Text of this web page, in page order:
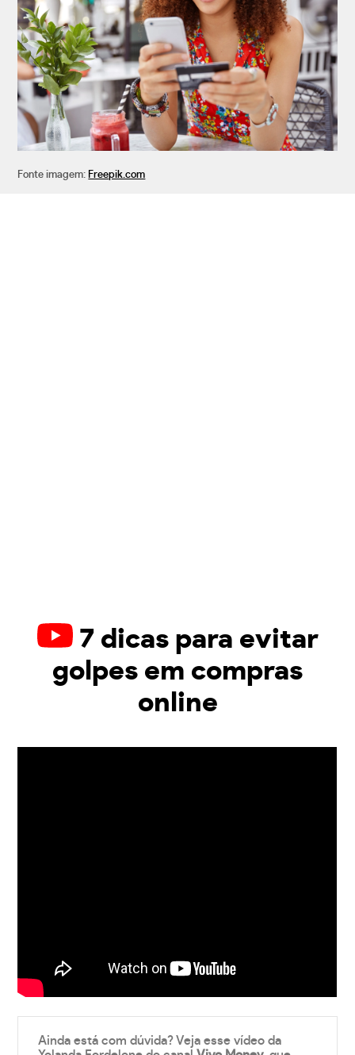
Fonte imagem: Freepik.com
7 dicas para evitar
golpes em compras
online
Ainda está com dúvida? Veja esse vídeo da